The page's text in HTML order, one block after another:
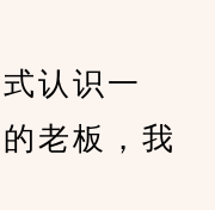
认识一
老板，我